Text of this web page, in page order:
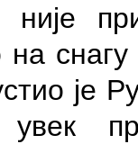
није
на
је
увек